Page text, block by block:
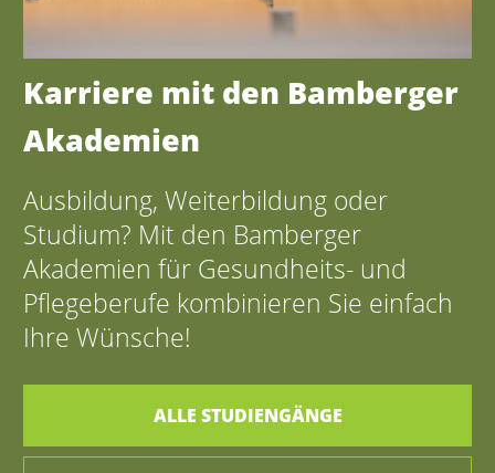
Karriere mit den Bamberger
Akademien
Ausbildung, Weiterbildung oder
Studium? Mit den Bamberger
Akademien für Gesundheits- und
Pflegeberufe kombinieren Sie einfach
Ihre Wünsche!
ALLE STUDIENGÄNGE